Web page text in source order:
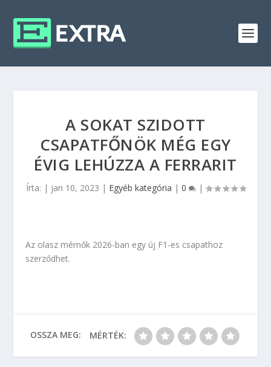
A SOKAT SZIDOTT
CSAPATFŐNÖK MÉG EGY
ÉVIG LEHÚZZA A FERRARIT
Írta: | jan 10, 2023 | Egyéb kategória | 0 |
Az olasz mérnők 2026-ban egy új F1-es csapathoz
szerződhet.
OSSZA MEG: MÉRTÉK: